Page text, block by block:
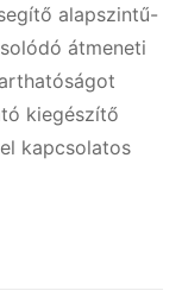
alapszintű-
átmeneti
kiegészítő
kapcsolatos